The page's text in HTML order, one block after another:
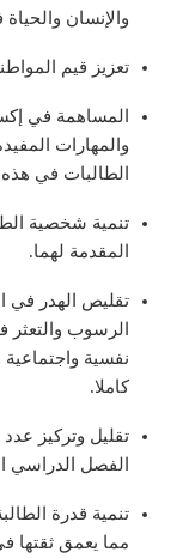
والإنسان والحياة
تعزيز قيم
المساهمة في
والمهارات
الطالبات في
تنمية شخصية
المقدمة لهما.
تقليص الهدر في
الرسوب
نفسية
كاملا.
تقليل وتركيز
الفصل الدراسي
تنمية قدرة
مما يعمق ثقتها